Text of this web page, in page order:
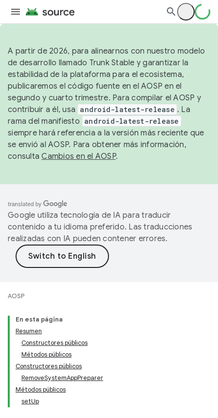
A partir de 2026, para alinearnos con nuestro modelo
de desarrollo llamado Trunk Stable y garantizar la
estabilidad de la plataforma para el ecosistema,
publicaremos el código fuente en el AOSP en el
segundo y cuarto trimestre. Para compilar el AOSP y
contribuir a él, usa android-latest-release . La
rama del manifiesto android-latest-release
siempre hará referencia a la versión más reciente que
se envió al AOSP. Para obtener más información,
consultaCambios en el AOSP.
Google utiliza tecnología de IA para traducir
contenido a tu idioma preferido. Las traducciones
realizadas con IA pueden contener errores.
AOSP
En esta página
Resumen
Constructores públicos
Métodos públicos
Constructores públicos
RemoveSystemAppPreparer
Métodos públicos
setUp